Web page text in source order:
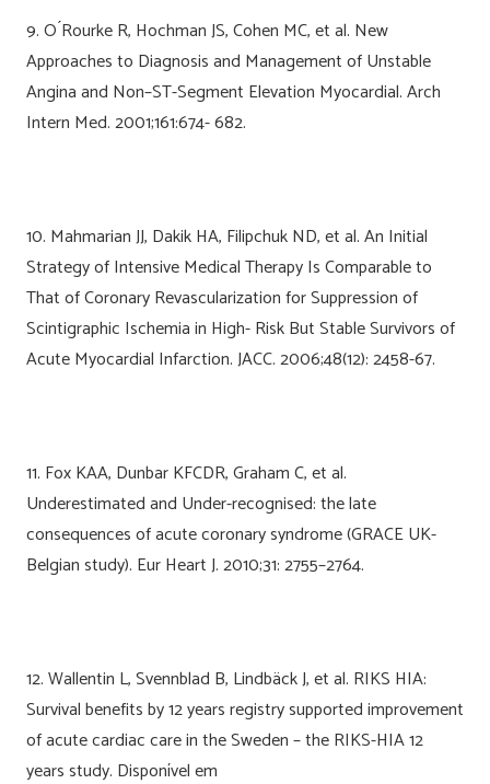
9. O ́Rourke R, Hochman JS, Cohen MC, et al. New
Approaches to Diagnosis and Management of Unstable
Angina and Non–ST-Segment Elevation Myocardial. Arch
Intern Med. 2001;161:674- 682.
10. Mahmarian JJ, Dakik HA, Filipchuk ND, et al. An Initial
Strategy of Intensive Medical Therapy Is Comparable to
That of Coronary Revascularization for Suppression of
Scintigraphic Ischemia in High- Risk But Stable Survivors of
Acute Myocardial Infarction. JACC. 2006;48(12): 2458-67.
11. Fox KAA, Dunbar KFCDR, Graham C, et al.
Underestimated and Under-recognised: the late
consequences of acute coronary syndrome (GRACE UK-
Belgian study). Eur Heart J. 2010;31: 2755–2764.
12. Wallentin L, Svennblad B, Lindbäck J, et al. RIKS HIA:
Survival benefits by 12 years registry supported improvement
of acute cardiac care in the Sweden – the RIKS-HIA 12
years study. Disponível em